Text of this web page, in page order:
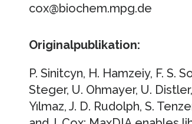
cox@biochem.mpg.de
Originalpublikation:
P. Sinitcyn, H. Hamzeiy, F. S.
Steger, U. Ohmayer, U.
Yılmaz, J. D. Rudolph, S.